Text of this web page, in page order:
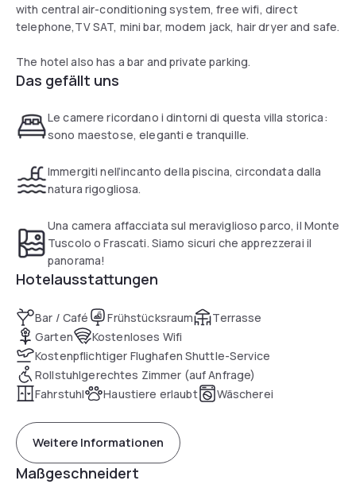
with central air-conditioning system, free wifi, direct
telephone,TV SAT, mini bar, modem jack, hair dryer and safe.
The hotel also has a bar and private parking.
Das gefällt uns
Le camere ricordano i dintorni di questa villa storica:
sono maestose, eleganti e tranquille.
Immergiti nell’incanto della piscina, circondata dalla
natura rigogliosa.
Una camera affacciata sul meraviglioso parco, il Monte
Tuscolo o Frascati. Siamo sicuri che apprezzerai il
panorama!
Hotelausstattungen
Bar / Café Frühstücksraum
Terrasse
Garten
Kostenloses Wifi
Kostenpflichtiger Flughafen Shuttle-Service
Rollstuhlgerechtes Zimmer (auf Anfrage)
Fahrstuhl
Haustiere erlaubt Wäscherei
Weitere Informationen
Maßgeschneidert